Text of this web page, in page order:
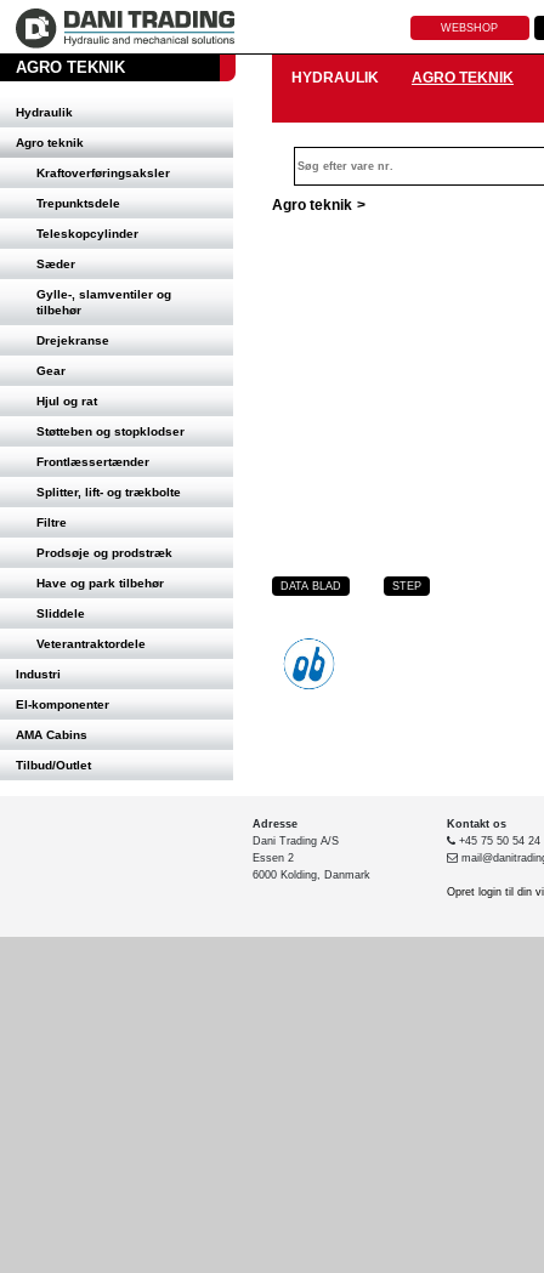
WEBSHOP
AGRO TEKNIK
Hydraulik
Agro teknik
Kraftoverføringsaksler
Trepunktsdele
Teleskopcylinder
Sæder
Gylle-, slamventiler og
tilbehør
Drejekranse
Gear
Hjul og rat
Støtteben og stopklodser
Frontlæssertænder
Splitter, lift- og trækbolte
Filtre
Prodsøje og prodstræk
Have og park tilbehør
Sliddele
Veterantraktordele
Industri
El-komponenter
AMA Cabins
Tilbud/Outlet
HYDRAULIK AGRO TEKNIK
Agro teknik >
DATA BLAD STEP
Adresse
Dani Trading A/S
Essen 2
6000 Kolding, Danmark
Kontakt os
+45 75 50 54 24
Opret login til din